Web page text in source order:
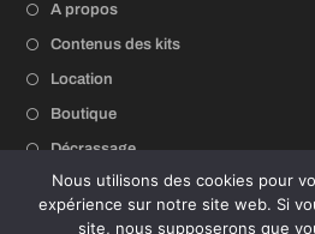
A propos
Contenus des kits
Location
Boutique
Décrassage
Nous utilisons des cookies pour
expérience sur notre site web. Si
site, nous supposerons que